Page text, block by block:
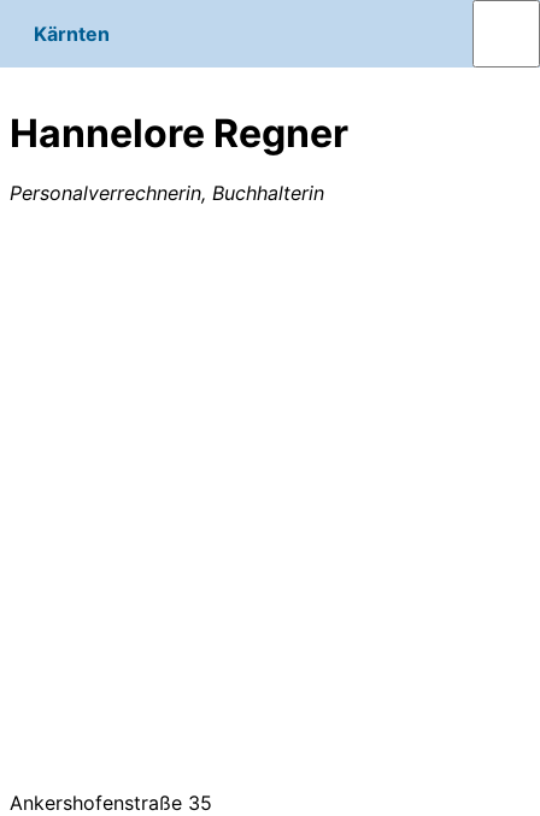
Kärnten
Hannelore Regner
Personalverrechnerin, Buchhalterin
Ankershofenstraße 35